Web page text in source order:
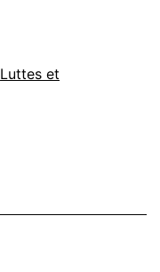
7
Luttes et